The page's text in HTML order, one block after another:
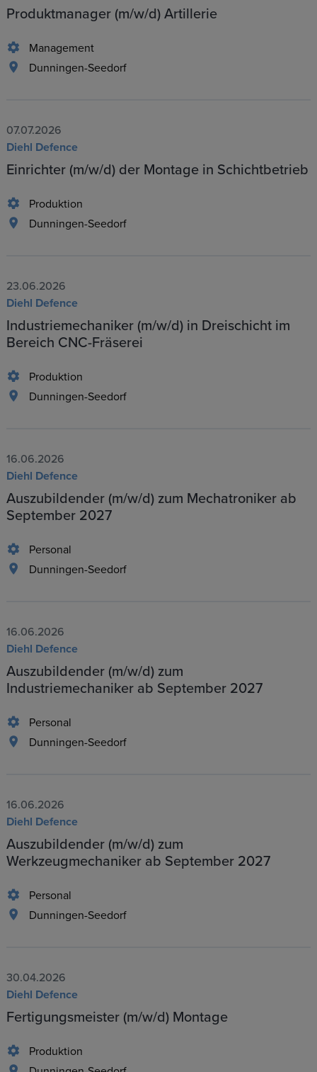
Produktmanager (m/w/d) Artillerie
Management
Dunningen-Seedorf
07.07.2026
Diehl Defence
Einrichter (m/w/d) der Montage in Schichtbetrieb
Produktion
Dunningen-Seedorf
23.06.2026
Diehl Defence
Industriemechaniker (m/w/d) in Dreischicht im
Bereich CNC-Fräserei
Produktion
Dunningen-Seedorf
16.06.2026
Diehl Defence
Auszubildender (m/w/d) zum Mechatroniker ab
September 2027
Personal
Dunningen-Seedorf
16.06.2026
Diehl Defence
Auszubildender (m/w/d) zum
Industriemechaniker ab September 2027
Personal
Dunningen-Seedorf
16.06.2026
Diehl Defence
Auszubildender (m/w/d) zum
Werkzeugmechaniker ab September 2027
Personal
Dunningen-Seedorf
30.04.2026
Diehl Defence
Fertigungsmeister (m/w/d) Montage
Produktion